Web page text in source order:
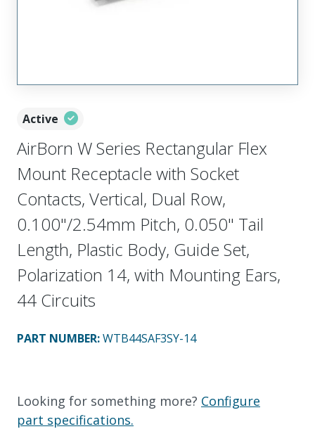
Active
AirBorn W Series Rectangular Flex
Mount Receptacle with Socket
Contacts, Vertical, Dual Row,
0.100"/2.54mm Pitch, 0.050" Tail
Length, Plastic Body, Guide Set,
Polarization 14, with Mounting Ears,
44 Circuits
PART NUMBER:WTB44SAF3SY-14
Looking for something more? Configure
part specifications.